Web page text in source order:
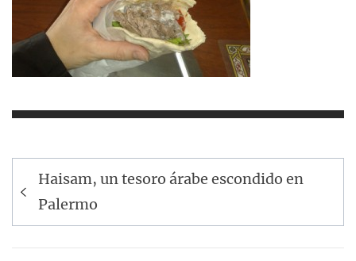
Navegación
de
entradas
Haisam, un tesoro árabe escondido en
Palermo